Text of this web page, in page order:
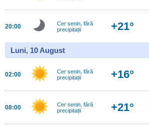
20:00
Cer senin, fără
precipitații
+21°
Luni, 10 August
02:00
Cer senin, fără
precipitații
+16°
08:00
Cer senin, fără
precipitații
+21°